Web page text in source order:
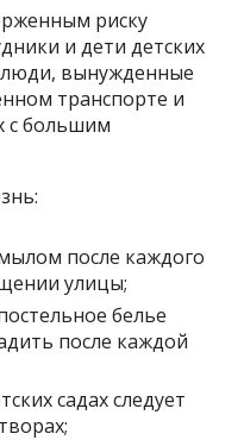
риску
и дети детских
вынужденные
транспорте и
с большим
после каждого
улицы;
белье
после каждой
садах следует